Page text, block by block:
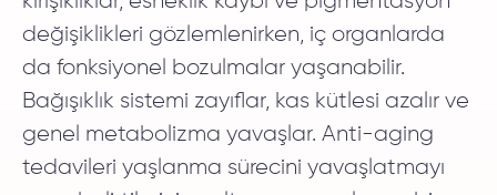
değişiklikleri gözlemlenirken, iç organlarda
da fonksiyonel bozulmalar yaşanabilir.
Bağışıklık sistemi zayıflar, kas kütlesi azalır ve
genel metabolizma yavaşlar. Anti-aging
tedavileri yaşlanma sürecini yavaşlatmayı